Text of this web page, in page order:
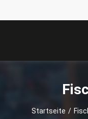
Startseite /